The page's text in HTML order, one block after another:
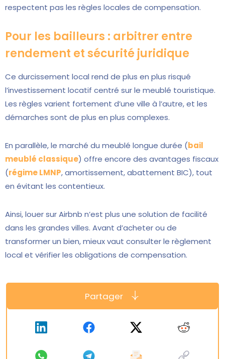
respectent pas les règles locales de compensation.
Pour les bailleurs : arbitrer entre
rendement et sécurité juridique
Ce durcissement local rend de plus en plus risqué
l’investissement locatif centré sur le meublé touristique.
Les règles varient fortement d’une ville à l’autre, et les
démarches sont de plus en plus complexes.
En parallèle, le marché du meublé longue durée (bail
meublé classique) offre encore des avantages fiscaux
(régime LMNP, amortissement, abattement BIC), tout
en évitant les contentieux.
Ainsi, louer sur Airbnb n’est plus une solution de facilité
dans les grandes villes. Avant d’acheter ou de
transformer un bien, mieux vaut consulter le règlement
local et vérifier les obligations de compensation.
Partager